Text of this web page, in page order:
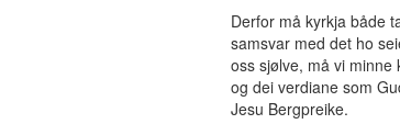
Derfor må kyrkja både
samsvar med det ho
oss sjølve, må vi
og dei verdiane som
Jesu Bergpreike.